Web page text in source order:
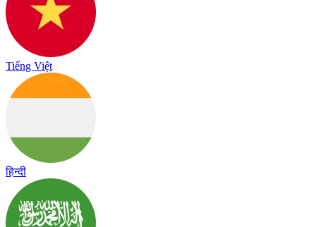
Tiếng Việt
हिन्दी